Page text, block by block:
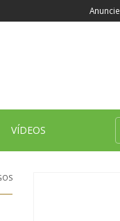
Anuncie
VÍDEOS